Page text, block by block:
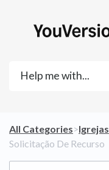
All Categories​>​​Igrejas
Solicitação De Recurso